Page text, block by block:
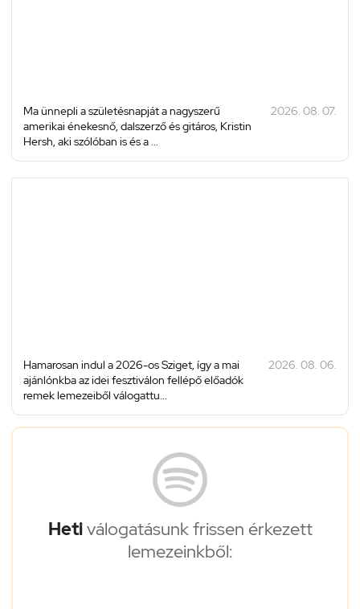
Ma ünnepli a születésnapját a nagyszerű
amerikai énekesnő, dalszerző és gitáros, Kristin
Hersh, aki szólóban is és a ...
2026. 08. 07.
Hamarosan indul a 2026-os Sziget, így a mai
ajánlónkba az idei fesztiválon fellépő előadók
remek lemezeiből válogattu...
2026. 08. 06.
Hetiválogatásunk frissen érkezett
lemezeinkből: